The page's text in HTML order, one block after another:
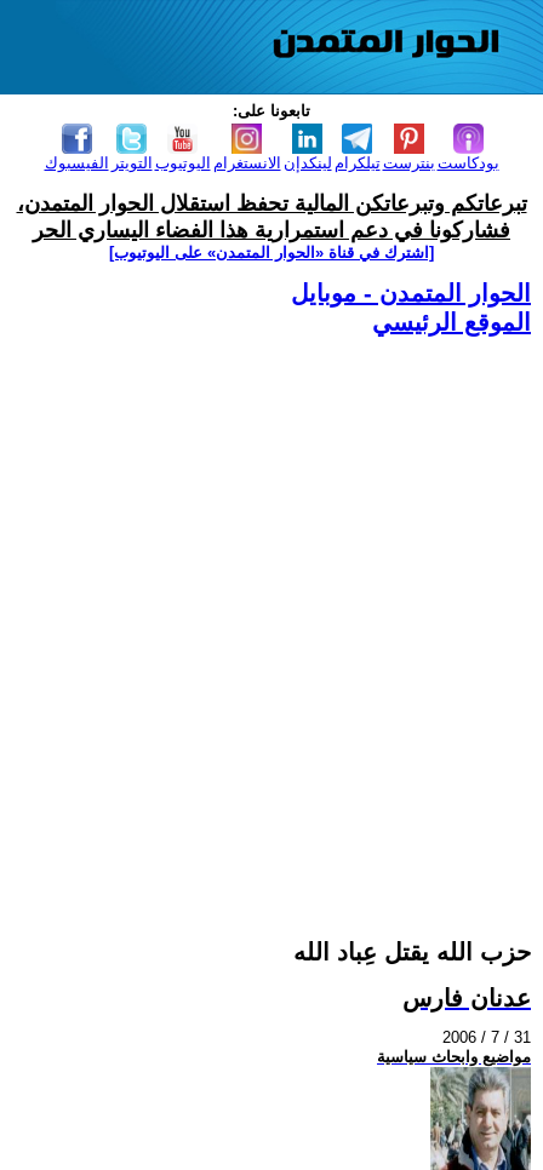
تابعونا على:
الفيسبوك التويتر اليوتيوب الانستغرام لينكدإن تيلكرامبنترست بودكاست
تبرعاتكم وتبرعاتكن المالية تحفظ استقلال الحوار المتمدن،
فشاركونا في دعم استمرارية هذا الفضاء اليساري الحر
[اشترك في قناة ‫«الحوار المتمدن» على اليوتيوب]
الحوار المتمدن - موبايل
الموقع الرئيسي
حزب الله يقتل عِباد الله
عدنان فارس
2006 / 7 / 31
مواضيع وابحاث سياسية